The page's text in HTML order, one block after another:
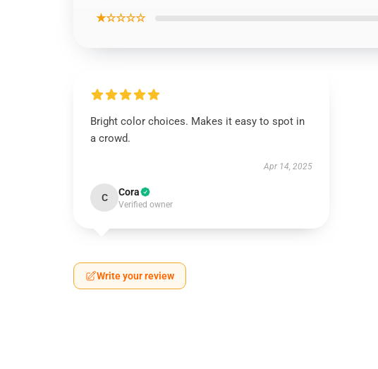
★☆☆☆☆
Bright color choices. Makes it easy to spot in
a crowd.
Apr 14, 2025
C Cora
Verified owner
Write your review